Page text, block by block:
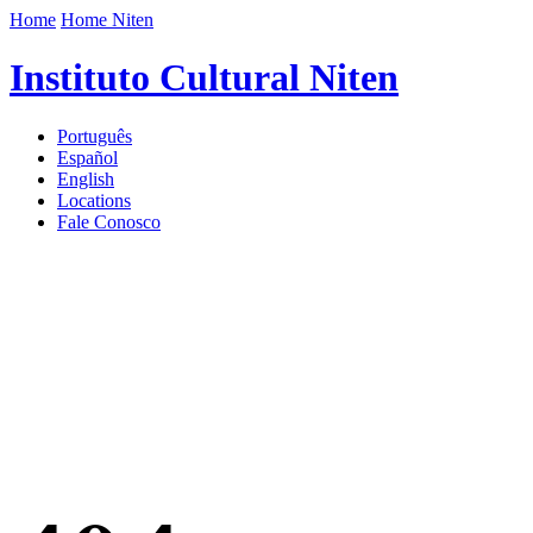
Home Home Niten
Instituto Cultural Niten
Português
Español
English
Locations
Fale Conosco